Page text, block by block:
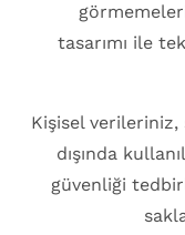
tasarımı ile
Kişisel
dışında
güvenliği